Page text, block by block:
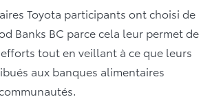
Toyota participants ont choisi de
Banks BC parce cela leur permet de
tout en veillant à ce que leurs
aux banques alimentaires